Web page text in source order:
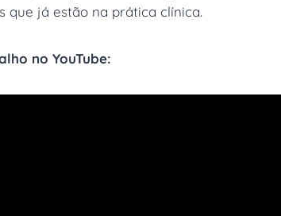
que já estão na prática clínica.
no YouTube: